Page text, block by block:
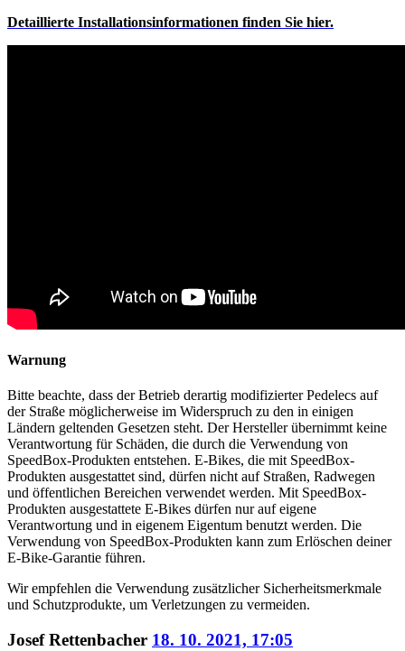
Detaillierte Installationsinformationen finden Sie hier.
Warnung
Bitte beachte, dass der Betrieb derartig modifizierter Pedelecs auf
der Straße möglicherweise im Widerspruch zu den in einigen
Ländern geltenden Gesetzen steht. Der Hersteller übernimmt keine
Verantwortung für Schäden, die durch die Verwendung von
SpeedBox-Produkten entstehen. E-Bikes, die mit SpeedBox-
Produkten ausgestattet sind, dürfen nicht auf Straßen, Radwegen
und öffentlichen Bereichen verwendet werden. Mit SpeedBox-
Produkten ausgestattete E-Bikes dürfen nur auf eigene
Verantwortung und in eigenem Eigentum benutzt werden. Die
Verwendung von SpeedBox-Produkten kann zum Erlöschen deiner
E-Bike-Garantie führen.
Wir empfehlen die Verwendung zusätzlicher Sicherheitsmerkmale
und Schutzprodukte, um Verletzungen zu vermeiden.
Josef Rettenbacher 18. 10. 2021, 17:05